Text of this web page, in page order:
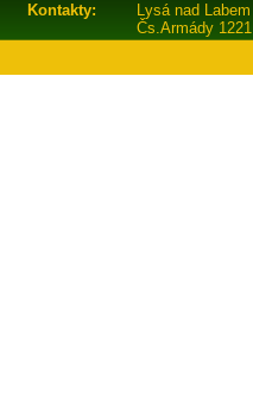
Kontakty: Lysá nad Labem
Čs.Armády 1221